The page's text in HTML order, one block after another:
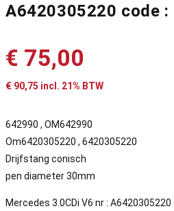
A6420305220 code :
€ 75,00
€ 90,75 incl. 21% BTW
642990 , OM642990
Om6420305220 , 6420305220
Drijfstang conisch
pen diameter 30mm
Mercedes 3.0CDi V6 nr :